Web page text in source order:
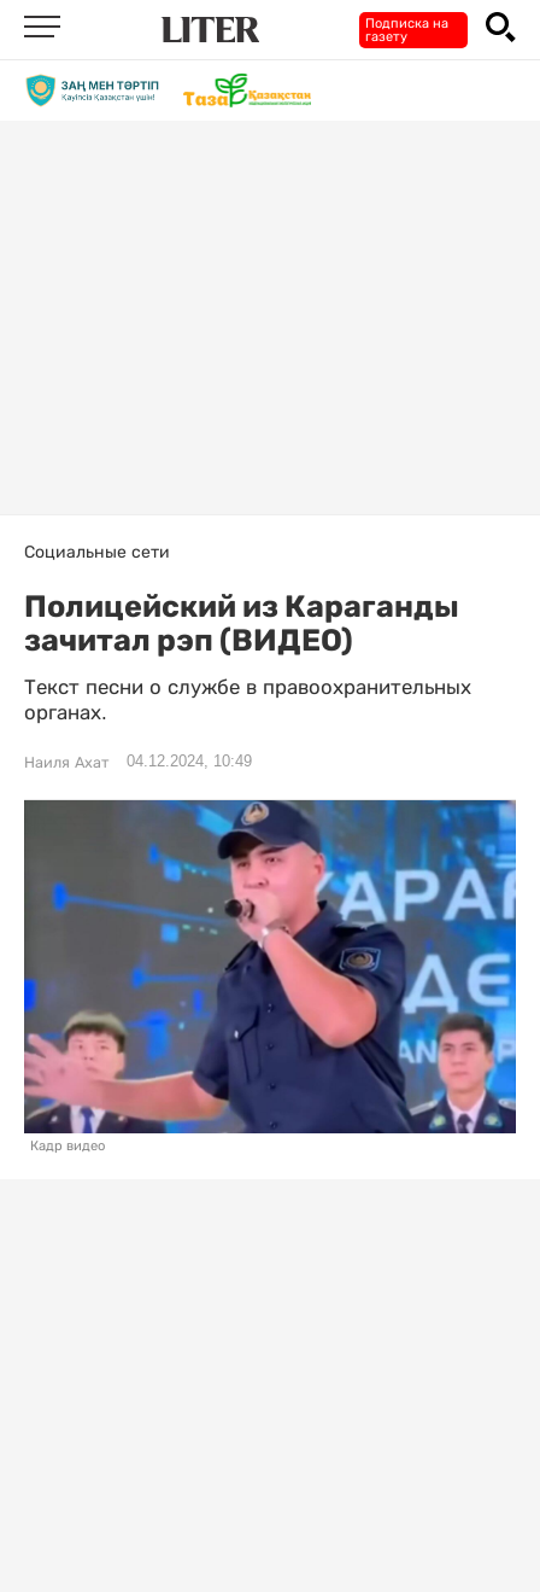
Подписка на
газету
Социальные сети
Полицейский из Караганды
зачитал рэп (ВИДЕО)
Текст песни о службе в правоохранительных
органах.
Наиля Ахат 04.12.2024, 10:49
Кадр видео